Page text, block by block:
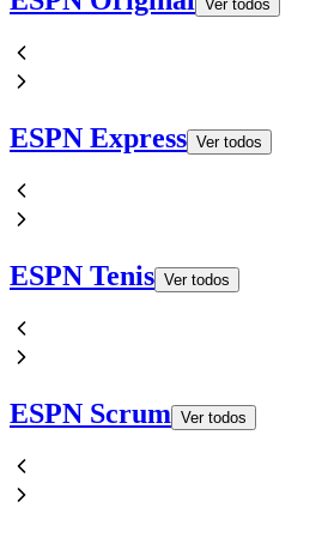
Ver todos
ESPN Express Ver todos
ESPN Tenis Ver todos
ESPN Scrum Ver todos